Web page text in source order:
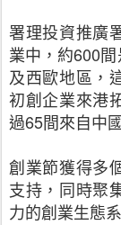
署理投資推廣
業中，約600
及西歐地區，
初創企業來港
過65間來自中
創業節獲得多
支持，同時聚
力的創業生態